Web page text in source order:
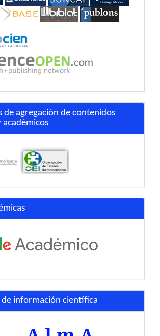
de agregación de contenidos
de información científica